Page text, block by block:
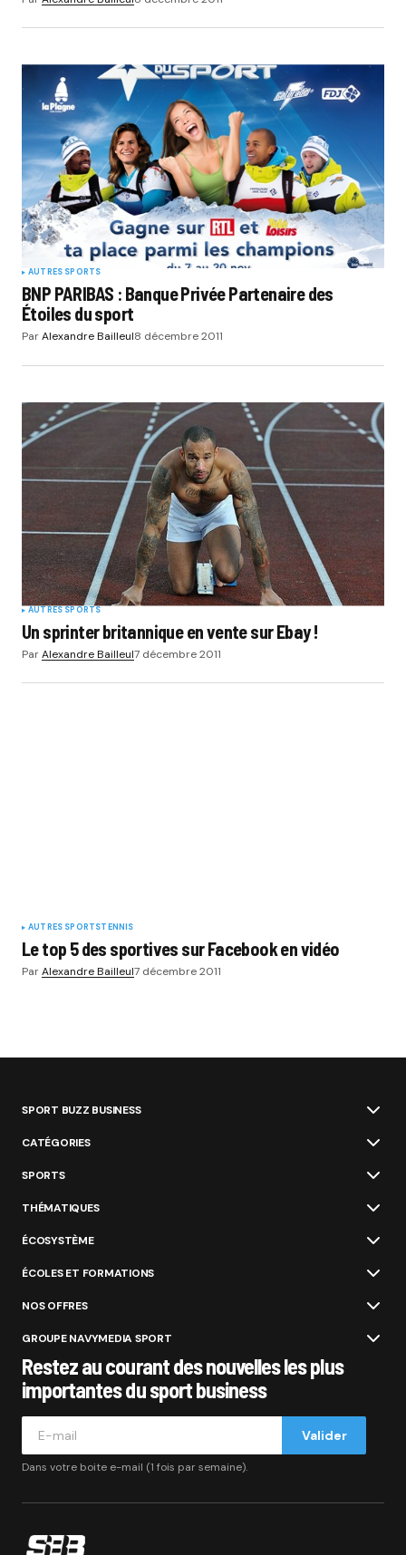
AUTRES SPORTS
BNP PARIBAS : Banque Privée Partenaire des
Étoiles du sport
ParAlexandre Bailleul8 décembre 2011
AUTRES SPORTS
Un sprinter britannique en vente sur Ebay !
ParAlexandre Bailleul7 décembre 2011
AUTRES SPORTSTENNIS
Le top 5 des sportives sur Facebook en vidéo
ParAlexandre Bailleul7 décembre 2011
SPORT BUZZ BUSINESS
CATÉGORIES
SPORTS
THÉMATIQUES
ÉCOSYSTÈME
ÉCOLES ET FORMATIONS
NOS OFFRES
GROUPE NAVYMEDIA SPORT
Restez au courant des nouvelles les plus
importantes du sport business
Valider
Dans votre boite e-mail (1 fois par semaine).